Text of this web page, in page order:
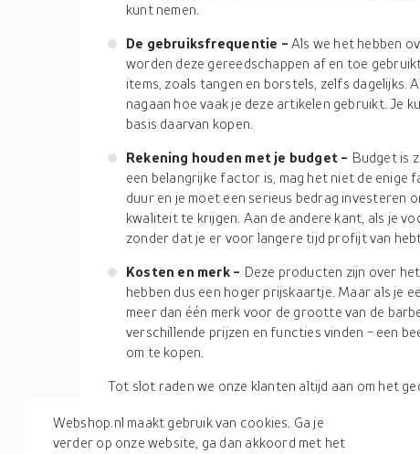
kunt nemen.
De gebruiksfrequentie - Als we het hebben
worden deze gereedschappen af en toe
items, zoals tangen en borstels, zelfs dagelijks.
nagaan hoe vaak je deze artikelen gebruikt. Je
basis daarvan kopen.
Rekening houden met je budget - Budget is
een belangrijke factor is, mag het niet de enige
duur en je moet een serieus bedrag investeren
kwaliteit te krijgen. Aan de andere kant, als je
zonder dat je er voor langere tijd profijt van
Kosten en merk - Deze producten zijn over
hebben dus een hoger prijskaartje. Maar als je
meer dan één merk voor de grootte van de
verschillende prijzen en functies vinden - een
om te kopen.
Tot slot raden we onze klanten altijd aan om het
zorgvuldig te lezen. Dit gedeelte helpt de kopers
en materiaalspecificatie van het geselecteerde
in alle opzichten bevredigend uitziet, ga dan naar
Webshop.nl maakt gebruik van cookies. Ga je
verder op onze website, ga dan akkoord met het